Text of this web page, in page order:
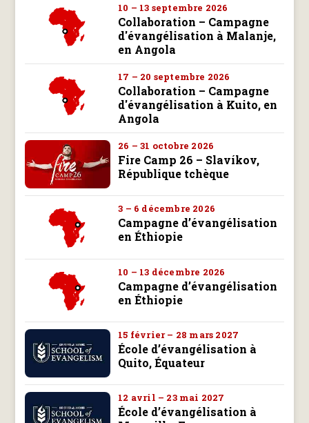
10 – 13 septembre 2026
Collaboration – Campagne
d'évangélisation à Malanje,
en Angola
17 – 20 septembre 2026
Collaboration – Campagne
d'évangélisation à Kuito, en
Angola
26 – 31 octobre 2026
Fire Camp 26 – Slavíkov,
République tchèque
3 – 6 décembre 2026
Campagne d’évangélisation
en Éthiopie
10 – 13 décembre 2026
Campagne d’évangélisation
en Éthiopie
15 février – 28 mars 2027
École d’évangélisation à
Quito, Équateur
12 avril – 23 mai 2027
École d’évangélisation à